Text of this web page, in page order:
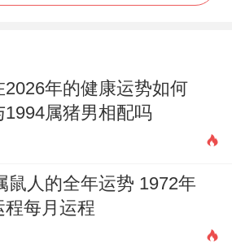
利合作、签约。运势顺
的大好时机。
力】
一定挑战。事业上有表现
或规则产生摩擦。需注意
胜，避免硬碰硬。
年的健康运势如何
属猪男相配吗
鼠人的全年运势 1972年
程每月运程